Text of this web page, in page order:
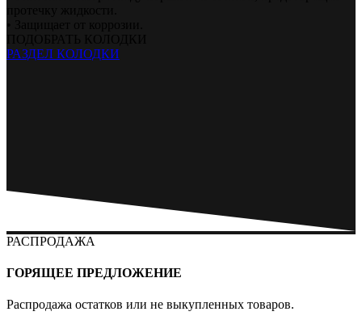
РАЗДЕЛ КОЛОДКИ
РАСПРОДАЖА
ГОРЯЩЕЕ ПРЕДЛОЖЕНИЕ
Распродажа остатков или не выкупленных товаров.